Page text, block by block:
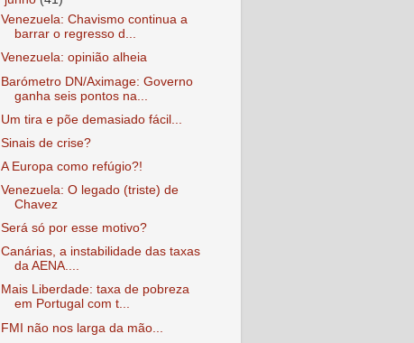
Venezuela: Chavismo continua a
barrar o regresso d...
Venezuela: opinião alheia
Barómetro DN/Aximage: Governo
ganha seis pontos na...
Um tira e põe demasiado fácil...
Sinais de crise?
A Europa como refúgio?!
Venezuela: O legado (triste) de
Chavez
Será só por esse motivo?
Canárias, a instabilidade das taxas
da AENA....
Mais Liberdade: taxa de pobreza
em Portugal com t...
FMI não nos larga da mão...